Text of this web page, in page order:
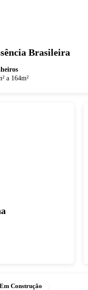
Brasileira
a 164m²
Em Construção